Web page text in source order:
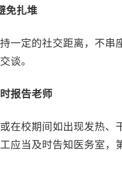
免扎堆
定的社交距离，不串座
谈。
报告老师
校期间如出现发热、
应当及时告知医务室，